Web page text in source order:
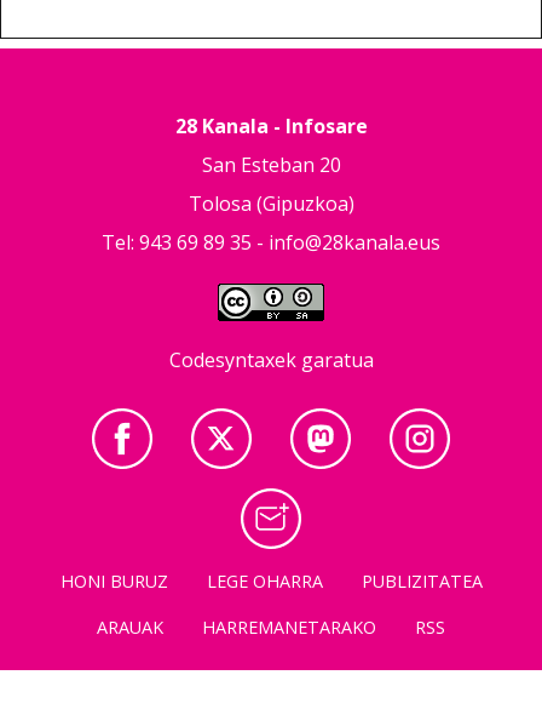
28 Kanala - Infosare
San Esteban 20
Tolosa (Gipuzkoa)
Tel: 943 69 89 35 - info@28kanala.eus
Codesyntaxek garatua
HONI BURUZ LEGE OHARRA
PUBLIZITATEA
ARAUAK
HARREMANETARAKO RSS